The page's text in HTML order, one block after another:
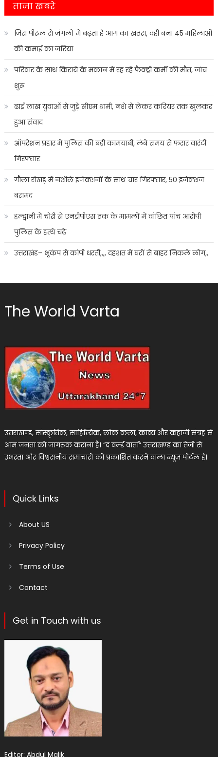
ताजा खबरे
जिस पीरूल से जंगलों में बढ़ता है आग का खतरा, वही बना 45 महिलाओं
की कमाई का जरिया
परिवार के साथ किराये के मकान में रह रहे फैक्ट्री कर्मी की मौत, जांच
शुरू
ढाई लाख युवाओं से जुड़े सीएम धामी, नशे से लेकर करियर तक खुलकर
हुआ संवाद
ऑपरेशन प्रहार में पुलिस की बड़ी कामयाबी, लंबे समय से फरार वारंटी
गिरफ्तार
गौला रोखड़ में नशीले इंजेक्शनों के साथ चार गिरफ्तार, 50 इंजेक्शन
बरामद
हल्द्वानी में चोरी से एनडीपीएस तक के मामलों में वांछित पांच आरोपी
पुलिस के हत्थे चढ़े
उत्तराखंड– भूकंप से कांपी धरती,,,, दहशत में घरों से बाहर निकले लोग,,
The World Varta
उत्तराखण्ड, सांस्कृतिक, साहित्यिक, लोक कला, काव्य और कहानी संग्रह से
आम जनता को जागरूक कराना है। “द वर्ल्ड वार्ता” उत्तराखण्ड का तेजी से
उभरता और विश्वसनीय समाचारों को प्रकाशित करने वाला न्यूज पोर्टल है।
Quick Links
About US
Privacy Policy
Terms of Use
Contact
Get in Touch with us
Editor: Abdul Malik